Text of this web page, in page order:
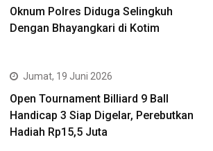
Oknum Polres Diduga Selingkuh
Dengan Bhayangkari di Kotim
Jumat, 19 Juni 2026
Open Tournament Billiard 9 Ball
Handicap 3 Siap Digelar, Perebutkan
Hadiah Rp15,5 Juta